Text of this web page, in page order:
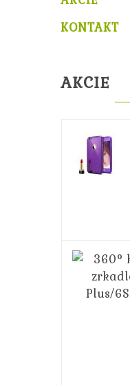
KONTAKT
AKCIE